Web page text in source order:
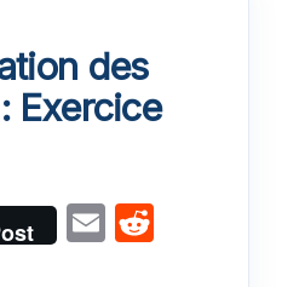
des
Exercice
E